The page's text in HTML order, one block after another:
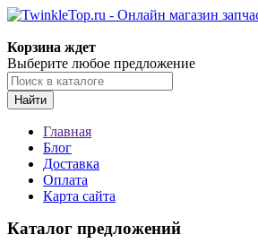
Корзина ждет
Выберите любое предложение
Найти
Главная
Блог
Доставка
Оплата
Карта сайта
Каталог предложений